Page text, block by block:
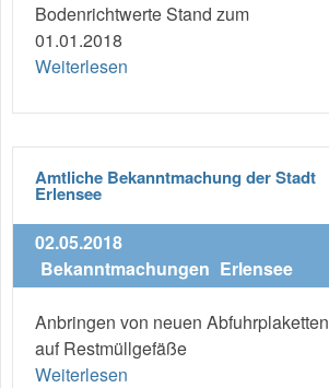
Bodenrichtwerte Stand zum
01.01.2018
Weiterlesen
Amtliche Bekanntmachung der Stadt
Erlensee
02.05.2018
Bekanntmachungen Erlensee
Anbringen von neuen Abfuhrplaketten
auf Restmüllgefäße
Weiterlesen